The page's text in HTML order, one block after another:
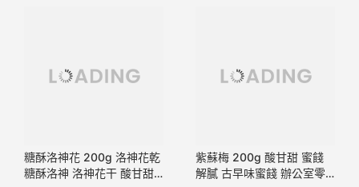
糖酥洛神花 200g 洛神花乾
糖酥洛神 洛神花干 酸甘甜
紫蘇梅 200g 酸甘甜 蜜餞
解膩 古早味蜜餞 辦公室零